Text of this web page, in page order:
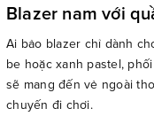
Blazer nam với
Ai bảo blazer chỉ dành
be hoặc xanh pastel,
sẽ mang đến vẻ ngoài
chuyến đi chơi.